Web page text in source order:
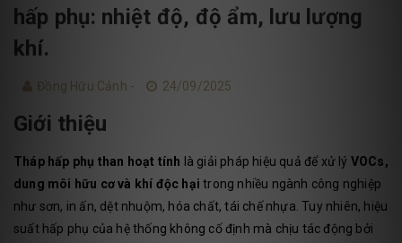
hấp phụ: nhiệt độ, độ ẩm, lưu lượng
khí.
Đồng Hữu Cảnh - 24/09/2025
Giới thiệu
Tháp hấp phụ than hoạt tính là giải pháp hiệu quả để xử lý VOCs,
dung môi hữu cơ và khí độc hại trong nhiều ngành công nghiệp
như sơn, in ấn, dệt nhuộm, hóa chất, tái chế nhựa. Tuy nhiên, hiệu
suất hấp phụ của hệ thống không cố định mà chịu tác động bởi